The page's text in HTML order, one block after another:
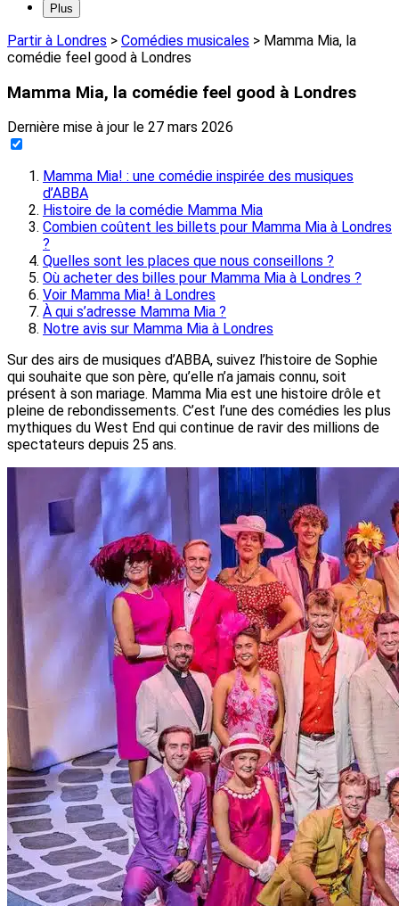
Plus
Partir à Londres > Comédies musicales > Mamma Mia, la
comédie feel good à Londres
Mamma Mia, la comédie feel good à Londres
Dernière mise à jour le 27 mars 2026
Mamma Mia! : une comédie inspirée des musiques
d’ABBA
Histoire de la comédie Mamma Mia
Combien coûtent les billets pour Mamma Mia à Londres
?
Quelles sont les places que nous conseillons ?
Où acheter des billes pour Mamma Mia à Londres ?
Voir Mamma Mia! à Londres
À qui s’adresse Mamma Mia ?
Notre avis sur Mamma Mia à Londres
Sur des airs de musiques d’ABBA, suivez l’histoire de Sophie
qui souhaite que son père, qu’elle n’a jamais connu, soit
présent à son mariage. Mamma Mia est une histoire drôle et
pleine de rebondissements. C’est l’une des comédies les plus
mythiques du West End qui continue de ravir des millions de
spectateurs depuis 25 ans.